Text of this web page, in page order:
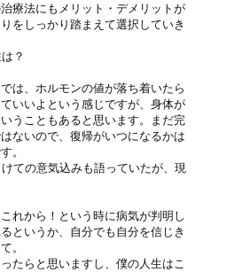
療法にもメリット・デメリットが
をしっかり踏まえて選択していき
？
は、ホルモンの値が落ち着いたら
いいよという感じですが、身体が
うこともあると思います。まだ完
ないので、復帰がいつになるかは
。
ての意気込みも語っていたが、現
れから！という時に病気が判明し
というか、自分でも自分を信じき
。
たらと思いますし、僕の人生はこ